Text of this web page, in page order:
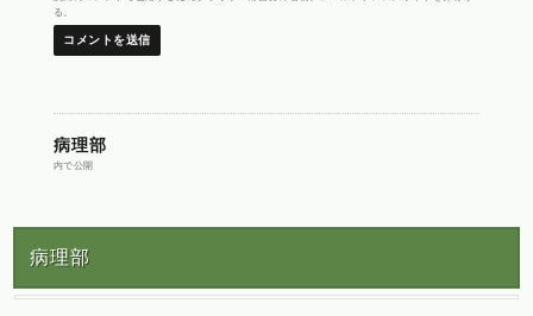
る。
投
稿
ナ
病理部
内で公開
病理部